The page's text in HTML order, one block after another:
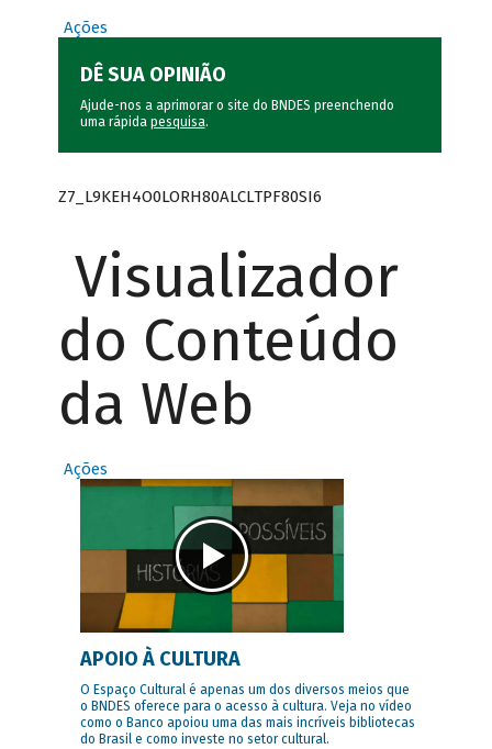
Ações
DÊ SUA OPINIÃO
Ajude-nos a aprimorar o site do BNDES preenchendo
uma rápida pesquisa.
Z7_L9KEH4O0LORH80ALCLTPF80SI6
Visualizador
do Conteúdo
da Web
Ações
APOIO À CULTURA
O Espaço Cultural é apenas um dos diversos meios que
o BNDES oferece para o acesso à cultura. Veja no vídeo
como o Banco apoiou uma das mais incríveis bibliotecas
do Brasil e como investe no setor cultural.